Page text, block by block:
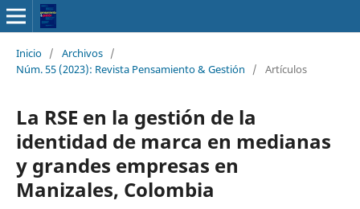
Inicio / Archivos /
Núm. 55 (2023): Revista Pensamiento & Gestión
/ Artículos
La RSE en la gestión de la
identidad de marca en medianas
y grandes empresas en
Manizales, Colombia